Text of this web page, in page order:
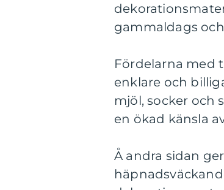
gammaldags
Fördelarna med
enklare och
mjöl, socker och
en ökad känsla
Å andra sidan